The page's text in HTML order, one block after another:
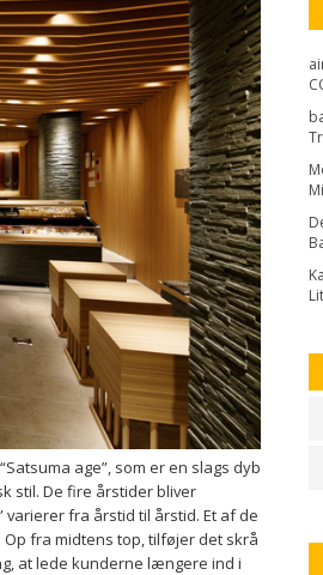
age”, som er en slags dyb
stil. De fire årstider bliver
fra årstid til årstid. Et af de
fra midtens top, tilføjer det skrå
at lede kunderne længere ind i